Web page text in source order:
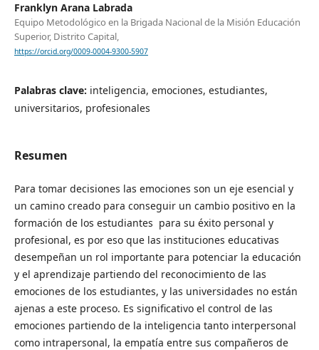
Franklyn Arana Labrada
Equipo Metodológico en la Brigada Nacional de la Misión Educación
Superior, Distrito Capital,
https://orcid.org/0009-0004-9300-5907
Palabras clave: inteligencia, emociones, estudiantes,
universitarios, profesionales
Resumen
Para tomar decisiones las emociones son un eje esencial y
un camino creado para conseguir un cambio positivo en la
formación de los estudiantes para su éxito personal y
profesional, es por eso que las instituciones educativas
desempeñan un rol importante para potenciar la educación
y el aprendizaje partiendo del reconocimiento de las
emociones de los estudiantes, y las universidades no están
ajenas a este proceso. Es significativo el control de las
emociones partiendo de la inteligencia tanto interpersonal
como intrapersonal, la empatía entre sus compañeros de